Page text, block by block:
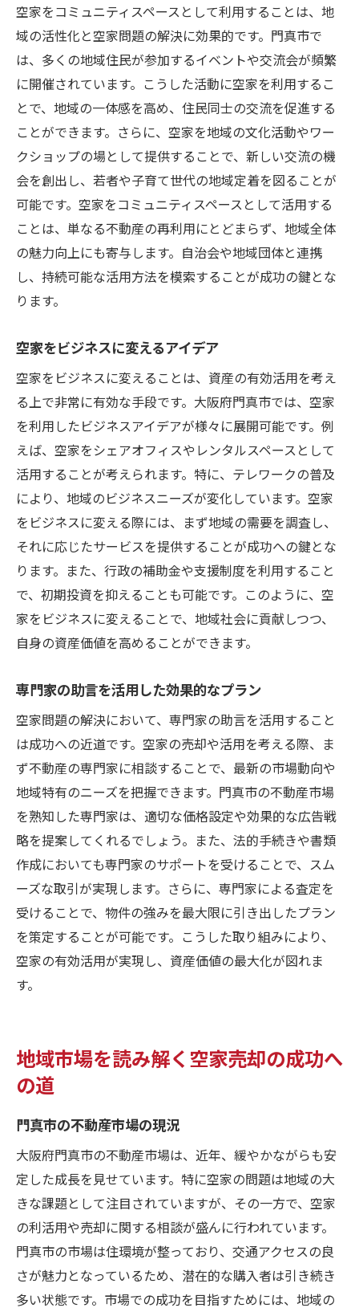
空家をコミュニティスペースとして利用することは、地
域の活性化と空家問題の解決に効果的です。門真市で
は、多くの地域住民が参加するイベントや交流会が頻繁
に開催されています。こうした活動に空家を利用するこ
とで、地域の一体感を高め、住民同士の交流を促進する
ことができます。さらに、空家を地域の文化活動やワー
クショップの場として提供することで、新しい交流の機
会を創出し、若者や子育て世代の地域定着を図ることが
可能です。空家をコミュニティスペースとして活用する
ことは、単なる不動産の再利用にとどまらず、地域全体
の魅力向上にも寄与します。自治会や地域団体と連携
し、持続可能な活用方法を模索することが成功の鍵とな
ります。
空家をビジネスに変えるアイデア
空家をビジネスに変えることは、資産の有効活用を考え
る上で非常に有効な手段です。大阪府門真市では、空家
を利用したビジネスアイデアが様々に展開可能です。例
えば、空家をシェアオフィスやレンタルスペースとして
活用することが考えられます。特に、テレワークの普及
により、地域のビジネスニーズが変化しています。空家
をビジネスに変える際には、まず地域の需要を調査し、
それに応じたサービスを提供することが成功への鍵とな
ります。また、行政の補助金や支援制度を利用すること
で、初期投資を抑えることも可能です。このように、空
家をビジネスに変えることで、地域社会に貢献しつつ、
自身の資産価値を高めることができます。
専門家の助言を活用した効果的なプラン
空家問題の解決において、専門家の助言を活用すること
は成功への近道です。空家の売却や活用を考える際、ま
ず不動産の専門家に相談することで、最新の市場動向や
地域特有のニーズを把握できます。門真市の不動産市場
を熟知した専門家は、適切な価格設定や効果的な広告戦
略を提案してくれるでしょう。また、法的手続きや書類
作成においても専門家のサポートを受けることで、スム
ーズな取引が実現します。さらに、専門家による査定を
受けることで、物件の強みを最大限に引き出したプラン
を策定することが可能です。こうした取り組みにより、
空家の有効活用が実現し、資産価値の最大化が図れま
す。
地域市場を読み解く空家売却の成功へ
の道
門真市の不動産市場の現況
大阪府門真市の不動産市場は、近年、緩やかながらも安
定した成長を見せています。特に空家の問題は地域の大
きな課題として注目されていますが、その一方で、空家
の利活用や売却に関する相談が盛んに行われています。
門真市の市場は住環境が整っており、交通アクセスの良
さが魅力となっているため、潜在的な購入者は引き続き
多い状態です。市場での成功を目指すためには、地域の